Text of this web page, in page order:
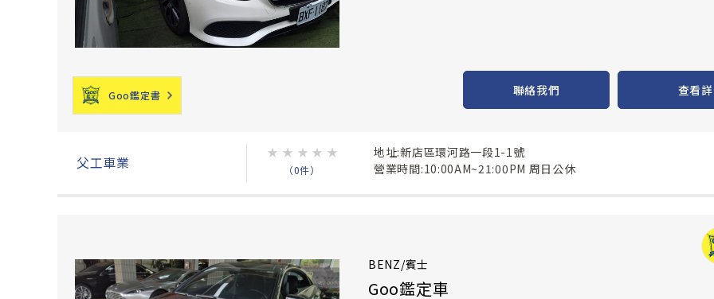
Goo鑑定書 聯絡我們 查看
父工車業
★ ★ ★ ★ ★
（0件）
地址:新店區環河路一段1-1號
營業時間:10:00AM~21:00PM 周日公休
BENZ/賓士
Goo鑑定車